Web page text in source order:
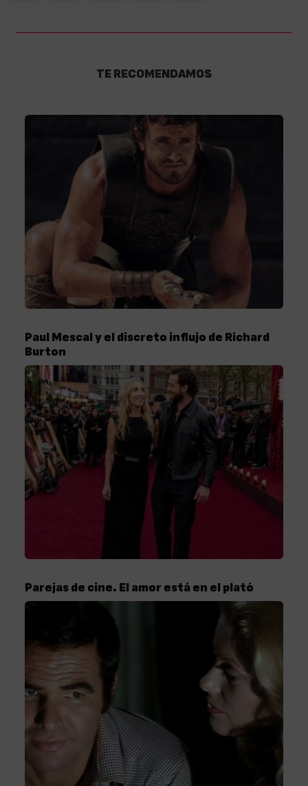
TE RECOMENDAMOS
Paul Mescal y el discreto influjo de Richard
Burton
Parejas de cine. El amor está en el plató